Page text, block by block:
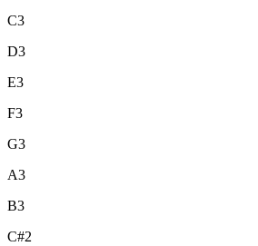
C3
D3
E3
F3
G3
A3
B3
C#2